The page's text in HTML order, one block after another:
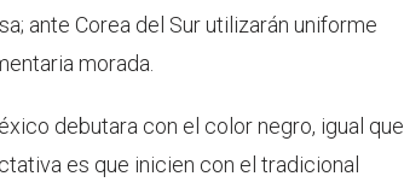
ante Corea del Sur utilizarán uniforme
morada.
debutara con el color negro, igual que
es que inicien con el tradicional